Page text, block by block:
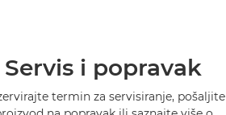
Servis i popravak
termin za servisiranje, pošaljite